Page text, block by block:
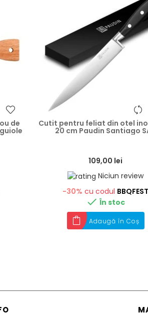
heart
de Cutit pentru feliat din otel
20 cm Paudin Santiago
109,00 lei
Niciun review
-30% cu codul BBQFEST
 În stoc
Adaugă în Coș